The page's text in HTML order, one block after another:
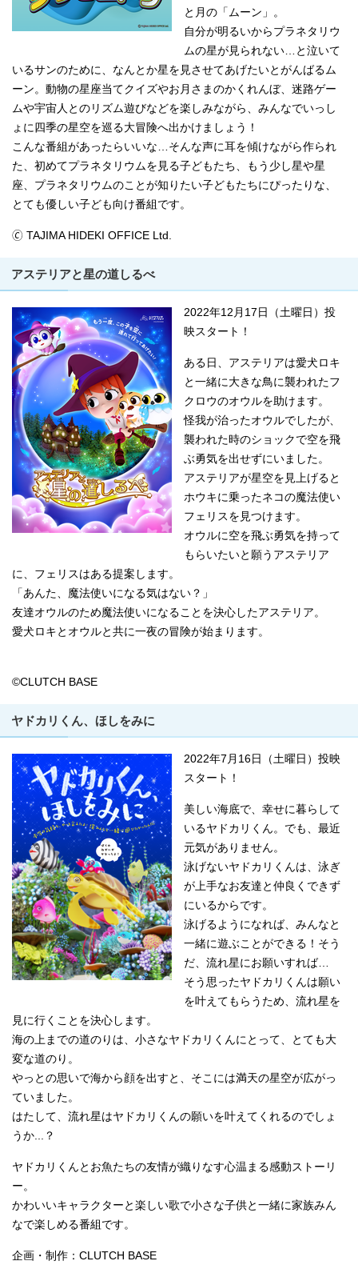
と月の「ムーン」。
自分が明るいからプラネタリウ
ムの星が見られない…と泣いて
いるサンのために、なんとか星を見させてあげたいとがんばるム
ーン。動物の星座当てクイズやお月さまのかくれんぼ、迷路ゲー
ムや宇宙人とのリズム遊びなどを楽しみながら、みんなでいっし
ょに四季の星空を巡る大冒険へ出かけましょう！
こんな番組があったらいいな…そんな声に耳を傾けながら作られ
た、初めてプラネタリウムを見る子どもたち、もう少し星や星
座、プラネタリウムのことが知りたい子どもたちにぴったりな、
とても優しい子ども向け番組です。
🄫 TAJIMA HIDEKI OFFICE Ltd.
アステリアと星の道しるべ
2022年12月17日（土曜日）投
映スタート！
ある日、アステリアは愛犬ロキ
と一緒に大きな鳥に襲われたフ
クロウのオウルを助けます。
怪我が治ったオウルでしたが、
襲われた時のショックで空を飛
ぶ勇気を出せずにいました。
アステリアが星空を見上げると
ホウキに乗ったネコの魔法使い
フェリスを見つけます。
オウルに空を飛ぶ勇気を持って
もらいたいと願うアステリア
に、フェリスはある提案します。
「あんた、魔法使いになる気はない？」
友達オウルのため魔法使いになることを決心したアステリア。
愛犬ロキとオウルと共に一夜の冒険が始まります。
©CLUTCH BASE
ヤドカリくん、ほしをみに
2022年7月16日（土曜日）投映
スタート！
美しい海底で、幸せに暮らして
いるヤドカリくん。でも、最近
元気がありません。
泳げないヤドカリくんは、泳ぎ
が上手なお友達と仲良くできず
にいるからです。
泳げるようになれば、みんなと
一緒に遊ぶことができる！そう
だ、流れ星にお願いすれば…
そう思ったヤドカリくんは願い
を叶えてもらうため、流れ星を
見に行くことを決心します。
海の上までの道のりは、小さなヤドカリくんにとって、とても大
変な道のり。
やっとの思いで海から顔を出すと、そこには満天の星空が広がっ
ていました。
はたして、流れ星はヤドカリくんの願いを叶えてくれるのでしょ
うか...？
ヤドカリくんとお魚たちの友情が織りなす心温まる感動ストーリ
ー。
かわいいキャラクターと楽しい歌で小さな子供と一緒に家族みん
なで楽しめる番組です。
企画・制作：CLUTCH BASE